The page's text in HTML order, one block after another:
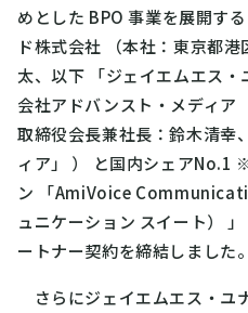
めとした BPO 事業を展開す
ド株式会社 （本社：東京都
太、以下 「ジェイエムエス
会社アドバンスト・メディア
取締役会長兼社長：鈴木清幸
ィア」 ） と国内シェアNo.1
ン 「AmiVoice
ュニケーション スイート）
ートナー契約を締結しました。
さらにジェイエムエス・ユ